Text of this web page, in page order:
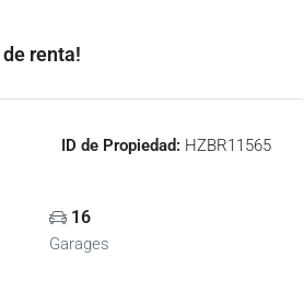
renta!
ID de Propiedad: HZBR11565
16
Garages